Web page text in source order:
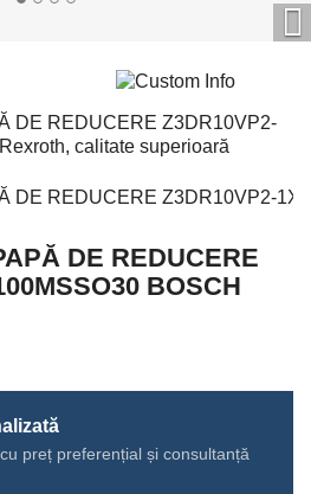

DE REDUCERE
BOSCH
preț preferențial și consultanță